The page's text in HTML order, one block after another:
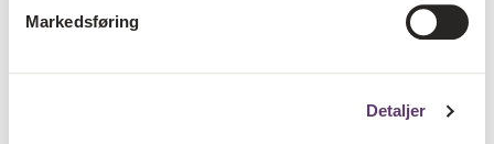
Markedsføring
Detaljer